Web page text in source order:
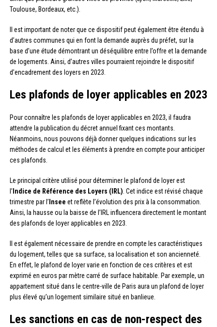
Toulouse, Bordeaux, etc.).
Il est important de noter que ce dispositif peut également être étendu à
d’autres communes qui en font la demande auprès du préfet, sur la
base d’une étude démontrant un déséquilibre entre l’offre et la demande
de logements. Ainsi, d’autres villes pourraient rejoindre le dispositif
d’encadrement des loyers en 2023.
Les plafonds de loyer applicables en 2023
Pour connaître les plafonds de loyer applicables en 2023, il faudra
attendre la publication du décret annuel fixant ces montants.
Néanmoins, nous pouvons déjà donner quelques indications sur les
méthodes de calcul et les éléments à prendre en compte pour anticiper
ces plafonds.
Le principal critère utilisé pour déterminer le plafond de loyer est
l’ Indice de Référence des Loyers (IRL). Cet indice est révisé chaque
trimestre par l’ Insee et reflète l’évolution des prix à la consommation.
Ainsi, la hausse ou la baisse de l’IRL influencera directement le montant
des plafonds de loyer applicables en 2023.
Il est également nécessaire de prendre en compte les caractéristiques
du logement, telles que sa surface, sa localisation et son ancienneté.
En effet, le plafond de loyer varie en fonction de ces critères et est
exprimé en euros par mètre carré de surface habitable. Par exemple, un
appartement situé dans le centre-ville de Paris aura un plafond de loyer
plus élevé qu’un logement similaire situé en banlieue.
Les sanctions en cas de non-respect des